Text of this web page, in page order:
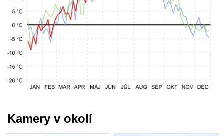
Kamery v okolí